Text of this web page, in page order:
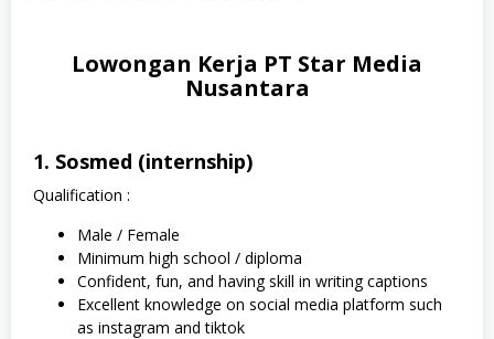
Lowongan Kerja PT Star Media
Nusantara
1. Sosmed (internship)
Qualification :
Male / Female
Minimum high school / diploma
Confident, fun, and having skill in writing captions
Excellent knowledge on social media platform such
as instagram and tiktok